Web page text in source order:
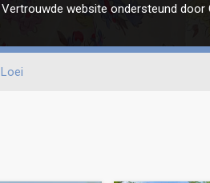
Vertrouwde website ondersteund door
Loei